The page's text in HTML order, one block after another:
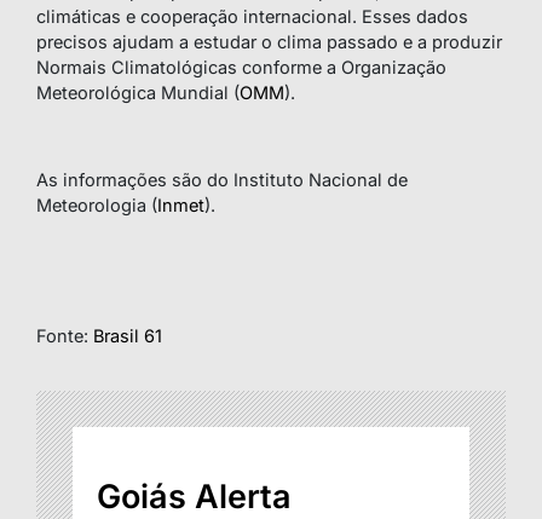
climáticas e cooperação internacional. Esses dados
precisos ajudam a estudar o clima passado e a produzir
Normais Climatológicas conforme a Organização
Meteorológica Mundial (OMM).
As informações são do Instituto Nacional de
Meteorologia (Inmet).
Fonte: Brasil 61
Goiás Alerta